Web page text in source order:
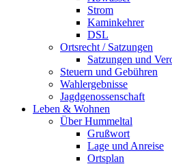
Strom
Kaminkehrer
DSL
Ortsrecht / Satzungen
Satzungen und
Steuern und Gebühren
Wahlergebnisse
Jagdgenossenschaft
Leben & Wohnen
Über Hummeltal
Grußwort
Lage und Anreise
Ortsplan